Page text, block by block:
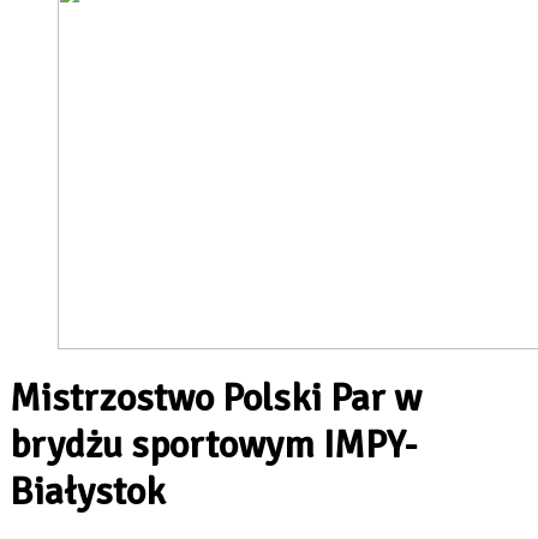
Mistrzostwo Polski Par w
brydżu sportowym IMPY-
Białystok